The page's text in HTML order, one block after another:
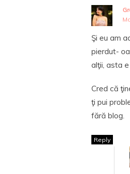
Şi eu am
pierdut-
alţii, asta
Cred că
ţi pui
fără blog.
Reply